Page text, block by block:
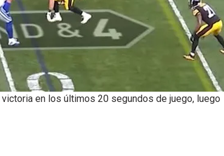
en los últimos 20 segundos de juego, luego